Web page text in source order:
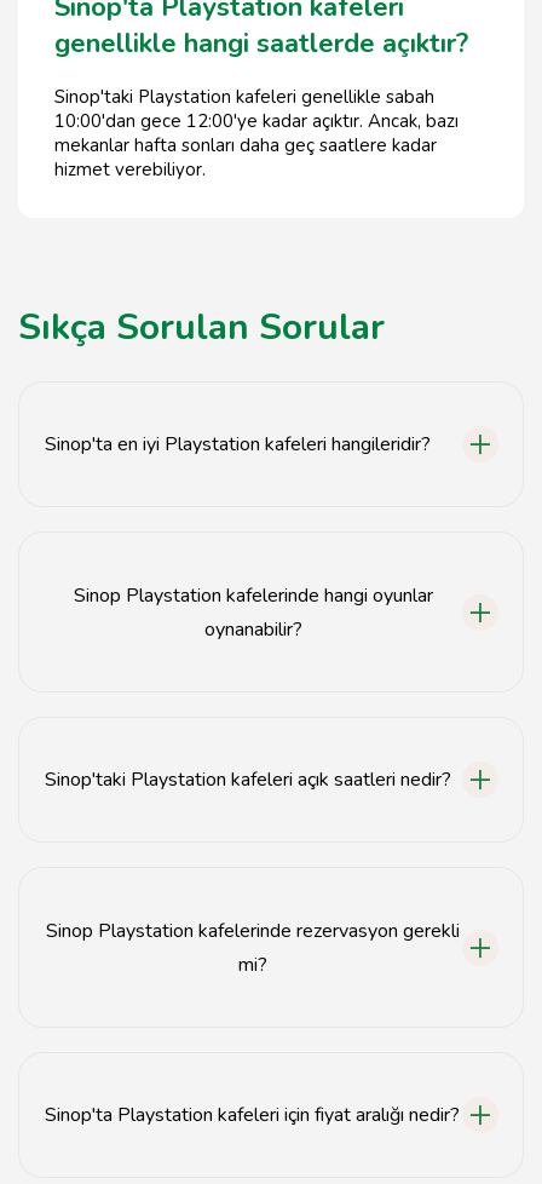
Sinop'ta Playstation kafeleri
genellikle hangi saatlerde açıktır?
Sinop'taki Playstation kafeleri genellikle sabah
10:00'dan gece 12:00'ye kadar açıktır. Ancak, bazı
mekanlar hafta sonları daha geç saatlere kadar
hizmet verebiliyor.
Sıkça Sorulan Sorular
Sinop'ta en iyi Playstation kafeleri hangileridir?
Sinop Playstation kafelerinde hangi oyunlar
oynanabilir?
Sinop'taki Playstation kafeleri açık saatleri nedir?
Sinop Playstation kafelerinde rezervasyon gerekli
mi?
Sinop'ta Playstation kafeleri için fiyat aralığı nedir?